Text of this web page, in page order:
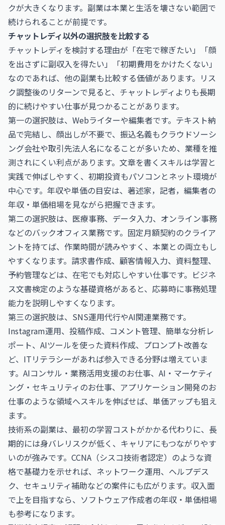
クが大きくなります。副業は本業と生活を壊さない範囲で
続けられることが前提です。
チャットレディ以外の選択肢を比較する
チャットレディを検討する理由が「在宅で稼ぎたい」「顔
を出さずに副収入を得たい」「初期費用をかけたくない」
なのであれば、他の副業も比較する価値があります。リス
ク調整後のリターンで見ると、チャットレディよりも長期
的に続けやすい仕事が見つかることがあります。
第一の選択肢は、Webライターや編集者です。テキスト納
品で完結し、顔出しが不要で、振込名義もクラウドソーシ
ング会社や取引先法人名になることが多いため、業種を推
測されにくい利点があります。文章を書くスキルは学習と
実践で伸ばしやすく、初期投資もパソコンとネット環境が
中心です。年収や単価の目安は、 著述家，記者，編集者の
年収・単価相場を見ながら把握できます。
第二の選択肢は、医療事務、データ入力、オンライン事務
などのバックオフィス業務です。固定月額契約のクライア
ントを持てば、作業時間が読みやすく、本業との両立もし
やすくなります。請求書作成、顧客情報入力、資料整理、
予約管理などは、在宅でも対応しやすい仕事です。 ビジネ
ス文書検定のような基礎資格があると、応募時に事務処理
能力を説明しやすくなります。
第三の選択肢は、SNS運用代行やAI関連業務です。
Instagram運用、投稿作成、コメント管理、簡単な分析レ
ポート、AIツールを使った資料作成、プロンプト改善な
ど、ITリテラシーがあれば参入できる分野は増えていま
す。 AIコンサル・業務活用支援のお仕事、 AI・マーケティ
ング・セキュリティのお仕事、 アプリケーション開発のお
仕事のような領域へスキルを伸ばせば、単価アップも狙え
ます。
技術系の副業は、最初の学習コストがかかる代わりに、長
期的には身バレリスクが低く、キャリアにもつながりやす
いのが強みです。 CCNA（シスコ技術者認定） のような資
格で基礎力を示せれば、ネットワーク運用、ヘルプデス
ク、セキュリティ補助などの案件にも広がります。収入面
で上を目指すなら、 ソフトウェア作成者の年収・単価相場
も参考になります。